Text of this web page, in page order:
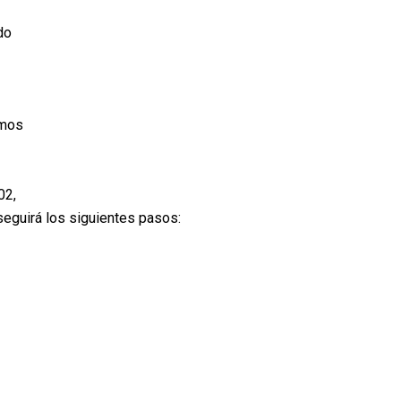
los siguientes pasos: